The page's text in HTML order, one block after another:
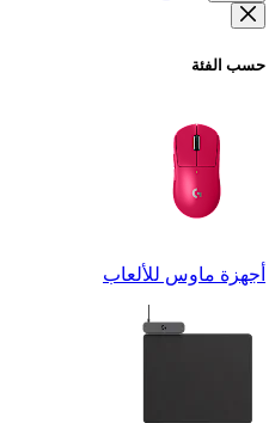
حسب الفئة
أجهزة ماوس للألعاب